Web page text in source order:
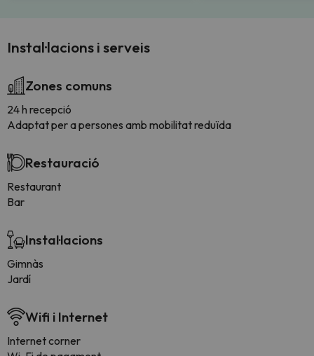
Instal·lacions i serveis
Zones comuns
24 h recepció
Adaptat per a persones amb mobilitat reduïda
Restauració
Restaurant
Bar
Instal·lacions
Gimnàs
Jardí
Wifi i Internet
Internet corner